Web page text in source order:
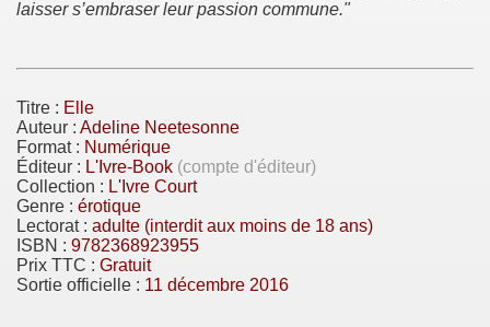
laisser s’embraser leur passion commune."
Titre : Elle
Auteur : Adeline Neetesonne
Format : Numérique
Éditeur : L'Ivre-Book (compte d'éditeur)
Collection : L'Ivre Court
Genre : érotique
Lectorat : adulte (interdit aux moins de 18 ans)
ISBN : 9782368923955
Prix TTC : Gratuit
Sortie officielle : 11 décembre 2016